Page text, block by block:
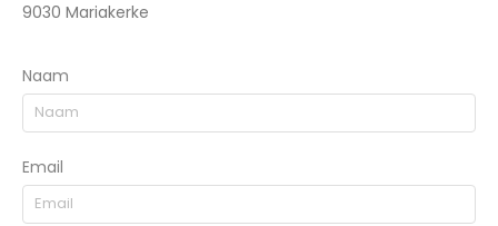
9030 Mariakerke
Naam
Email